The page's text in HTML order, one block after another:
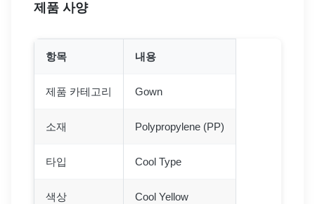
제품 사양
항목 내용
제품 카테고리 Gown
소재 Polypropylene (PP)
타입 Cool Type
색상 Cool Yellow